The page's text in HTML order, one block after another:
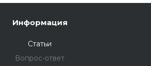
Информация
Статьи
Вопрос-ответ